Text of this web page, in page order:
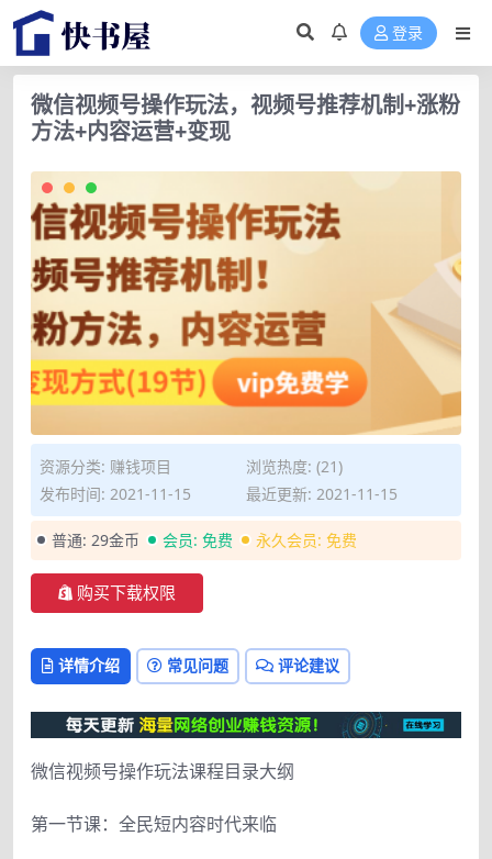
登录
微信视频号操作玩法，视频号推荐机制+涨粉
方法+内容运营+变现
资源分类: 赚钱项目
浏览热度: (21)
发布时间: 2021-11-15
最近更新: 2021-11-15
普通: 29金币 会员: 免费 永久会员: 免费
购买下载权限
详情介绍 常见问题 评论建议
微信视频号操作玩法课程目录大纲
第一节课：全民短内容时代来临